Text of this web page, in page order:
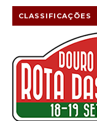
CLASSIFICAÇÕES